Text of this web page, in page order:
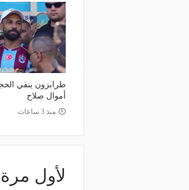
طرابزون ينفي
أموال صلاح
منذ 3 ساعات
لأول